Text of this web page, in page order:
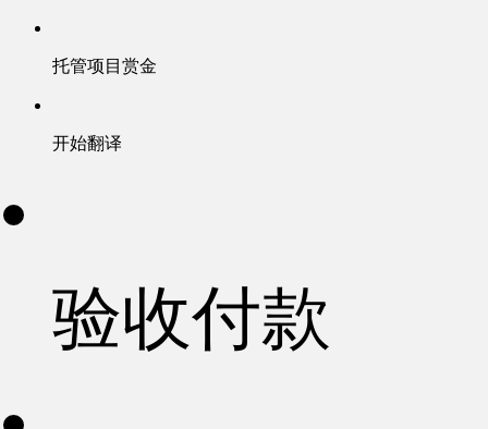
托管项目赏金
开始翻译
验收付款